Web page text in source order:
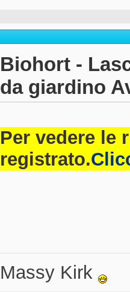
Biohort -
da giardino
Per vedere le
registrato.
Massy Kirk